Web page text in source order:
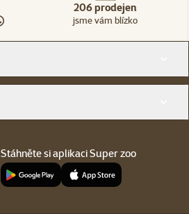
206 prodejen
jsme vám blízko
Stáhněte si aplikaci Super zoo